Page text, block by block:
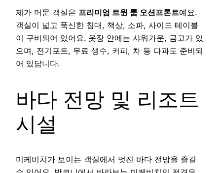
제가 머문 객실은 프리미엄 트윈 룸 오션프론트예요.
객실이 넓고 푹신한 침대, 책상, 소파, 사이드 테이블
이 구비되어 있어요. 옷장 안에는 샤워가운, 금고가 있
으며, 전기포트, 무료 생수, 커피, 차 등 다과도 준비되
어 있답니다.
바다 전망 및 리조트
시설
미케비치가 보이는 객실에서 멋진 바다 전망을 즐길